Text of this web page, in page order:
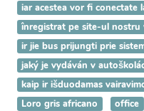
iar acestea vor fi conectate
înregistrat pe site-ul nostru
ir jie bus prijungti prie
jaký je vydáván v
kaip ir išduodamas
Loro gris africano
office